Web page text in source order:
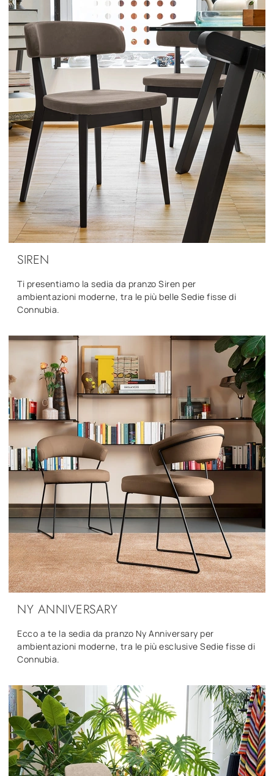
SIREN
Ti presentiamo la sedia da pranzo Siren per
ambientazioni moderne, tra le più belle Sedie fisse di
Connubia.
NY ANNIVERSARY
Ecco a te la sedia da pranzo Ny Anniversary per
ambientazioni moderne, tra le più esclusive Sedie fisse di
Connubia.